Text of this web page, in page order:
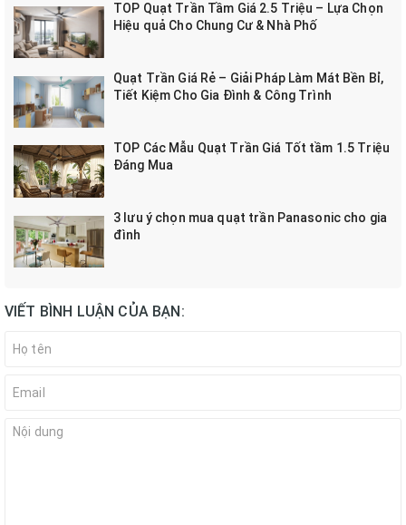
TOP Quạt Trần Tầm Giá 2.5 Triệu – Lựa Chọn
Hiệu quả Cho Chung Cư & Nhà Phố
Quạt Trần Giá Rẻ – Giải Pháp Làm Mát Bền Bỉ,
Tiết Kiệm Cho Gia Đình & Công Trình
TOP Các Mẫu Quạt Trần Giá Tốt tầm 1.5 Triệu
Đáng Mua
3 lưu ý chọn mua quạt trần Panasonic cho gia
đình
VIẾT BÌNH LUẬN CỦA BẠN: